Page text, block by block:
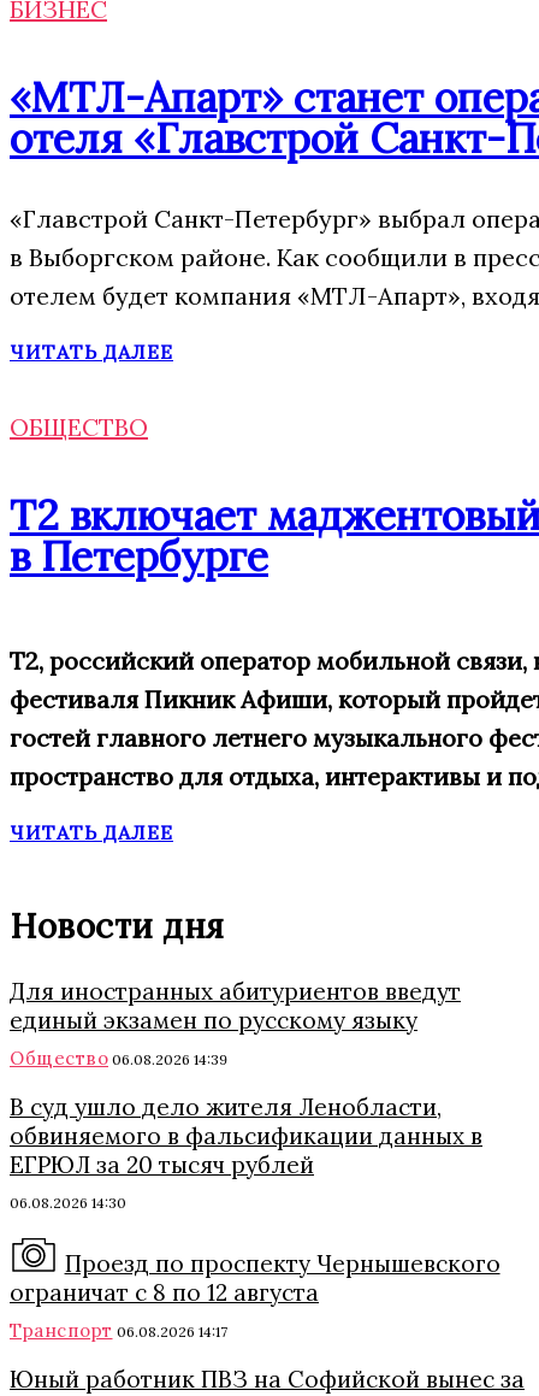
БИЗНЕС
«МТЛ-Апарт» станет
отеля «Главстрой Санкт-
«Главстрой Санкт-Петербург» выбрал
в Выборгском районе. Как сообщили в
отелем будет компания «МТЛ-Апарт»,
ЧИТАТЬ ДАЛЕЕ
ОБЩЕСТВО
Т2 включает
в Петербурге
Т2, российский оператор мобильной
фестиваля Пикник Афиши, который
гостей главного летнего музыкального
пространство для отдыха, интерактивы и
ЧИТАТЬ ДАЛЕЕ
Новости дня
Для иностранных абитуриентов введут
единый экзамен по русскому языку
Общество 06.08.2026 14:39
В суд ушло дело жителя Ленобласти,
обвиняемого в фальсификации данных в
ЕГРЮЛ за 20 тысяч рублей
06.08.2026 14:30
Проезд по проспекту Чернышевского
ограничат с 8 по 12 августа
Транспорт 06.08.2026 14:17
Юный работник ПВЗ на Софийской вынес за